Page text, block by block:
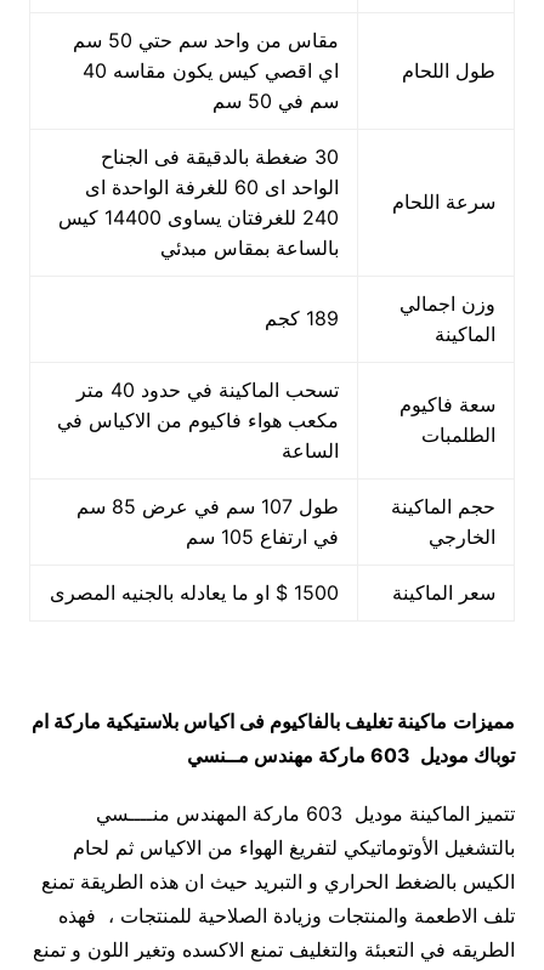
طول اللحام
مقاس من واحد سم حتي 50 سم
اي اقصي كيس يكون مقاسه 40
سم في 50 سم
سرعة اللحام
30 ضغطة بالدقيقة فى الجناح
الواحد اى 60 للغرفة الواحدة اى
240 للغرفتان يساوى 14400 كيس
بالساعة بمقاس مبدئي
وزن اجمالي
الماكينة
189 كجم
سعة فاكيوم
الطلمبات
تسحب الماكينة في حدود 40 متر
مكعب هواء فاكيوم من الاكياس في
الساعة
حجم الماكينة
الخارجي
طول 107 سم في عرض 85 سم
في ارتفاع 105 سم
سعر الماكينة 1500 $ او ما يعادله بالجنيه المصرى
مميزات ماكينة تغليف بالفاكيوم فى اكياس بلاستيكية ماركة ام
توباك موديل 603 ماركة مهندس مــنسي
تتميز الماكينة موديل 603 ماركة المهندس منــــسي
بالتشغيل الأوتوماتيكي لتفريغ الهواء من الاكياس ثم لحام
الكيس بالضغط الحراري و التبريد حيث ان هذه الطريقة تمنع
تلف الاطعمة والمنتجات وزيادة الصلاحية للمنتجات ، فهذه
الطريقه في التعبئة والتغليف تمنع الاكسده وتغير اللون و تمنع